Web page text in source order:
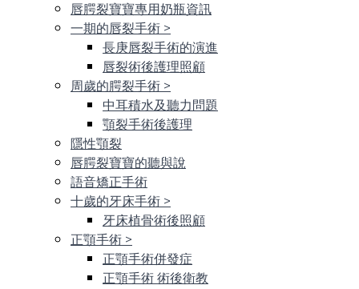
唇腭裂寶寶專用奶瓶資訊
一期的唇裂手術 >
長庚唇裂手術的演進
唇裂術後護理照顧
周歲的腭裂手術 >
中耳積水及聽力問題
顎裂手術後護理
隱性顎裂
唇腭裂寶寶的聽與說
語音矯正手術
十歲的牙床手術 >
牙床植骨術後照顧
正顎手術 >
正顎手術併發症
正顎手術 術後衛教